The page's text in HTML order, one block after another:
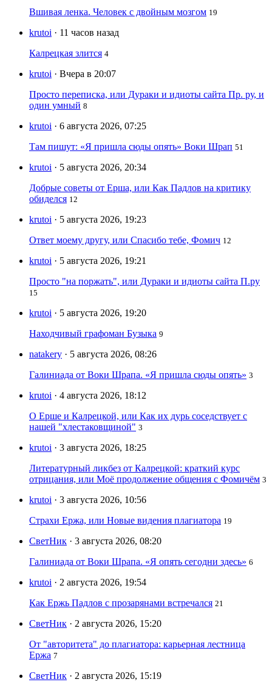
Вшивая ленка. Человек с двойным мозгом 19
krutoi · 11 часов назад
Калрецкая злится 4
krutoi · Вчера в 20:07
Просто переписка, или Дураки и идиоты сайта Пр. ру, и
один умный 8
krutoi · 6 августа 2026, 07:25
Там пишут: «Я пришла сюды опять» Воки Шрап 51
krutoi · 5 августа 2026, 20:34
Добрые советы от Ерша, или Как Падлов на критику
обиделся 12
krutoi · 5 августа 2026, 19:23
Ответ моему другу, или Спасибо тебе, Фомич 12
krutoi · 5 августа 2026, 19:21
Просто "на поржать", или Дураки и идиоты сайта П.ру
15
krutoi · 5 августа 2026, 19:20
Находчивый графоман Бузыка 9
natakery · 5 августа 2026, 08:26
Галиниада от Воки Шрапа. «Я пришла сюды опять» 3
krutoi · 4 августа 2026, 18:12
О Ерше и Калрецкой, или Как их дурь соседствует с
нашей "хлестаковщиной" 3
krutoi · 3 августа 2026, 18:25
Литературный ликбез от Калрецкой: краткий курс
отрицания, или Моё продолжение общения с Фомичём 3
krutoi · 3 августа 2026, 10:56
Страхи Ержа, или Новые видения плагиатора 19
СветНик · 3 августа 2026, 08:20
Галиниада от Воки Шрапа. «Я опять сегодни здесь» 6
krutoi · 2 августа 2026, 19:54
Как Ержь Падлов с прозарянами встречался 21
СветНик · 2 августа 2026, 15:20
От "авторитета" до плагиатора: карьерная лестница
Ержа 7
СветНик · 2 августа 2026, 15:19